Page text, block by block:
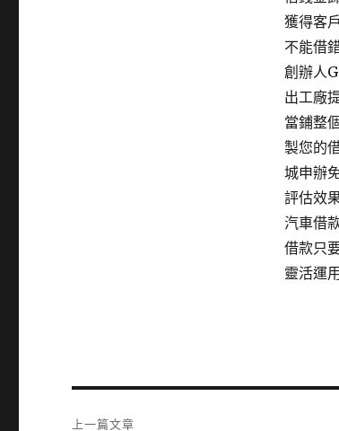
獲得客
不能借
創辦人
出工廠
當鋪整
製您的
城申辦
評估效
汽車借
借款只
靈活運
上一篇文章